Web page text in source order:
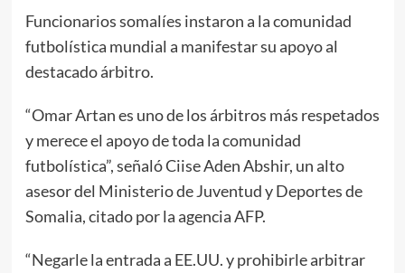
Funcionarios somalíes instaron a la comunidad
futbolística mundial a manifestar su apoyo al
destacado árbitro.
“Omar Artan es uno de los árbitros más respetados
y merece el apoyo de toda la comunidad
futbolística”, señaló Ciise Aden Abshir, un alto
asesor del Ministerio de Juventud y Deportes de
Somalia, citado por la agencia AFP.
“Negarle la entrada a EE.UU. y prohibirle arbitrar